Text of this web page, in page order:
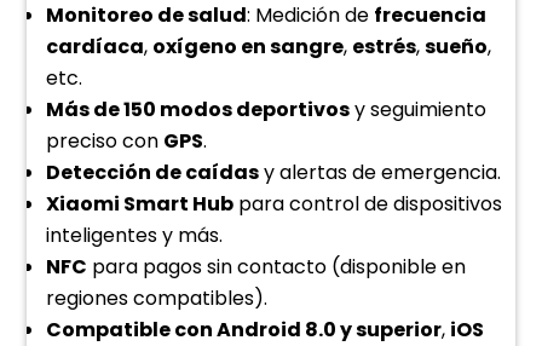
Monitoreo de salud: Medición de frecuencia
cardíaca, oxígeno en sangre, estrés,sueño,
etc.
Más de 150 modos deportivosy seguimiento
preciso con GPS.
Detección de caídasy alertas de emergencia.
Xiaomi Smart Hub para control de dispositivos
inteligentes y más.
NFC para pagos sin contacto (disponible en
regiones compatibles).
Compatible con Android 8.0 y superior, iOS